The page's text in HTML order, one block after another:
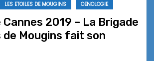
LES ETOILES DE MOUGINS OENOLOGIE
2019 – La Brigade
de Mougins fait son